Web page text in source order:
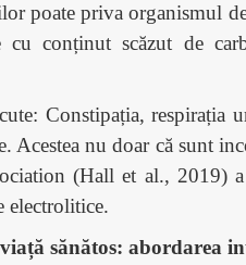
poate priva organismul
cu conținut scăzut de
Constipația, respirația
Acestea nu doar că sunt
(Hall et al., 2019)
electrolitice.
sănătos: abordarea